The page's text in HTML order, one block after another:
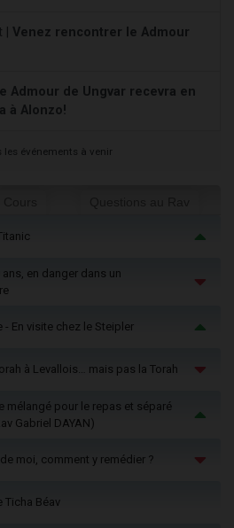
Venez rencontrer le Admour
Admour de Ungvar recevra en
à Alonzo!
les événements à venir
ans, en danger dans un
En visite chez le Steipler
à Levallois… mais pas la Torah
mélangé pour le repas et séparé
Gabriel DAYAN)
moi, comment y remédier ?
Ticha Béav